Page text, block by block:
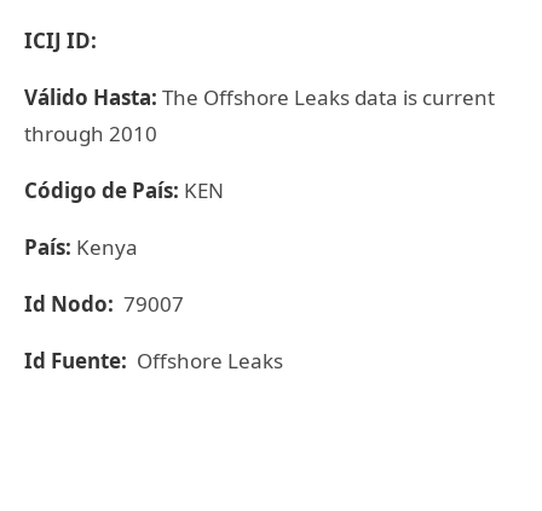
ICIJ ID:
Válido Hasta: The Offshore Leaks data is current
through 2010
Código de País: KEN
País: Kenya
Id Nodo: 79007
Id Fuente: Offshore Leaks